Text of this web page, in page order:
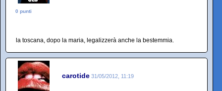
0 punti
la toscana, dopo la maria, legalizzerà anche la bestemmia.
carotide 31/05/2012, 11:19